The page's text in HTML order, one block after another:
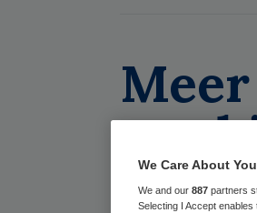
ggz
We Care About
We and our 887 partners
Selecting I Accept